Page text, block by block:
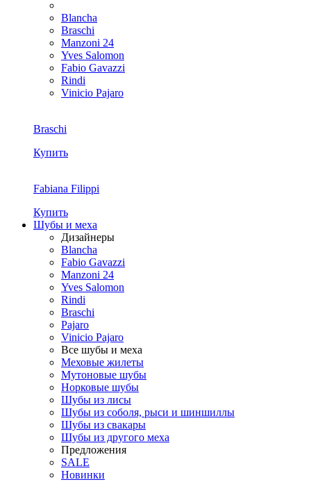
Blancha
Braschi
Manzoni 24
Yves Salomon
Fabio Gavazzi
Rindi
Vinicio Pajaro
Braschi
Купить
Fabiana Filippi
Купить
Шубы и меха
Дизайнеры
Blancha
Fabio Gavazzi
Manzoni 24
Yves Salomon
Rindi
Braschi
Pajaro
Vinicio Pajaro
Все шубы и меха
Меховые жилеты
Мутоновые шубы
Норковые шубы
Шубы из лисы
Шубы из соболя, рыси и шиншиллы
Шубы из свакары
Шубы из другого меха
Предложения
SALE
Новинки